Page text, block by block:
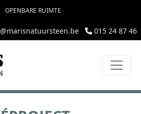
gaan
OPENBARE RUIMTE
015 24 87 46